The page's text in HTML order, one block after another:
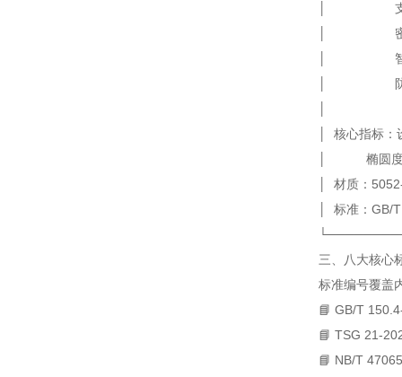
│ 支座
│ 密封
│ 智能
│ 防火 ←
│ 核心指标
│ 椭圆度
│ 材质：
│ 标准：
三、八大核心
标准编号覆盖
📘 GB/T
📘 TSG 21-
📘 NB/T